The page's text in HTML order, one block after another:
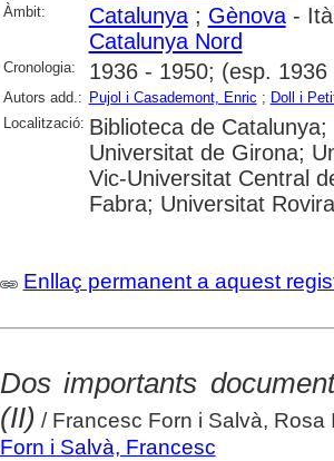
Àmbit:
Catalunya; Gènova-
Catalunya Nord
Cronologia: 1936 - 1950; (esp. 1936
Autors add.: Pujol i Casademont, Enric ; Doll i
Localització: Biblioteca de
Universitat de Girona;
Vic-Universitat Central
Fabra; Universitat
Enllaç permanent a aquest
Dos importants
(II) / Francesc Forn i Salvà, Rosa
Forn i Salvà, Francesc